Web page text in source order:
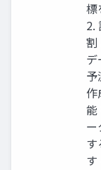
標
2.
割
作
能
す